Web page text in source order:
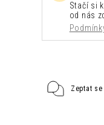
Stačí si
od nás
Zeptat se